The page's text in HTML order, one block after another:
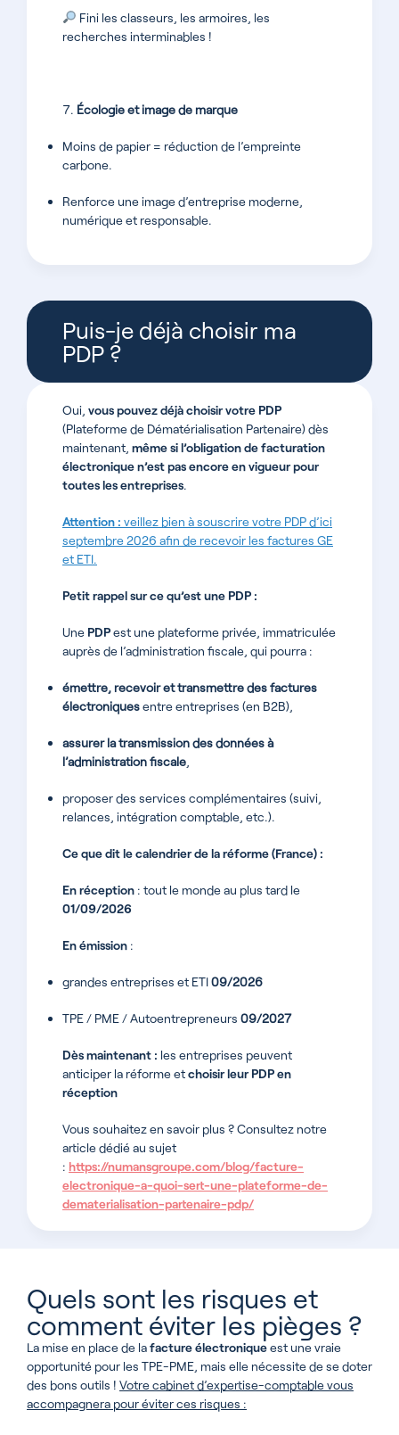
Fini les classeurs, les armoires, les
recherches interminables !
Écologie et image de marque
Moins de papier = réduction de l’empreinte
carbone.
Renforce une image d’entreprise moderne,
numérique et responsable.
Puis-je déjà choisir ma
PDP ?
Oui, vous pouvez déjà choisir votre PDP
(Plateforme de Dématérialisation Partenaire) dès
maintenant, même si l’obligation de facturation
électronique n’est pas encore en vigueur pour
toutes les entreprises.
Attention : veillez bien à souscrire votre PDP d’ici
septembre 2026 afin de recevoir les factures GE
et ETI.
Petit rappel sur ce qu’est une PDP :
Une PDPest une plateforme privée, immatriculée
auprès de l’administration fiscale, qui pourra :
émettre, recevoir et transmettre des factures
électroniquesentre entreprises (en B2B),
assurer la transmission des données à
l’administration fiscale
proposer des services complémentaires (suivi,
relances, intégration comptable, etc.).
Ce que dit le calendrier de la réforme (France) :
En réception : tout le monde au plus tard le
01/09/2026
En émission :
grandes entreprises et ETI09/2026
TPE / PME / Autoentrepreneurs 09/2027
Dès maintenant : les entreprises peuvent
anticiper la réforme etchoisir leur PDP en
réception
Vous souhaitez en savoir plus ? Consultez notre
article dédié au sujet
: https://numansgroupe.com/blog/facture-
electronique-a-quoi-sert-une-plateforme-de-
dematerialisation-partenaire-pdp/
Quels sont les risques et
comment éviter les pièges ?
La mise en place de lafacture électroniqueest une vraie
opportunité pour les TPE-PME, mais elle nécessite de se doter
des bons outils ! Votre cabinet d’expertise-comptable vous
accompagnera pour éviter ces risques :